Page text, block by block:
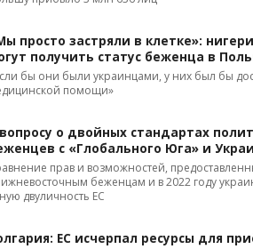
просто застряли в клетке»:
получить статус беженца в
бы они были украинцами, у них был бы
помощи»
о двойных стандартах
с «Глобального Юга» и
прав и возможностей,
беженцам и в 2022 году
двуличность ЕС
ЕС исчерпал ресурсы для